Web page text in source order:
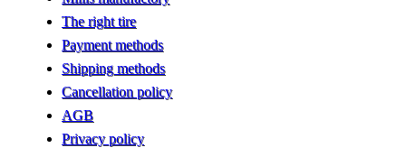
The right tire
Payment methods
Shipping methods
Cancellation policy
AGB
Privacy policy